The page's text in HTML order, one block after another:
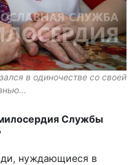
в одиночестве со своей
Службы
нуждающиеся в